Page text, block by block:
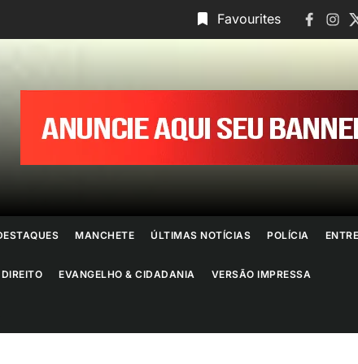
Favourites
MANCHETE ÚLTIMAS NOTÍCIAS POLÍCIA
EVANGELHO & CIDADANIA VERSÃO IMPRESSA